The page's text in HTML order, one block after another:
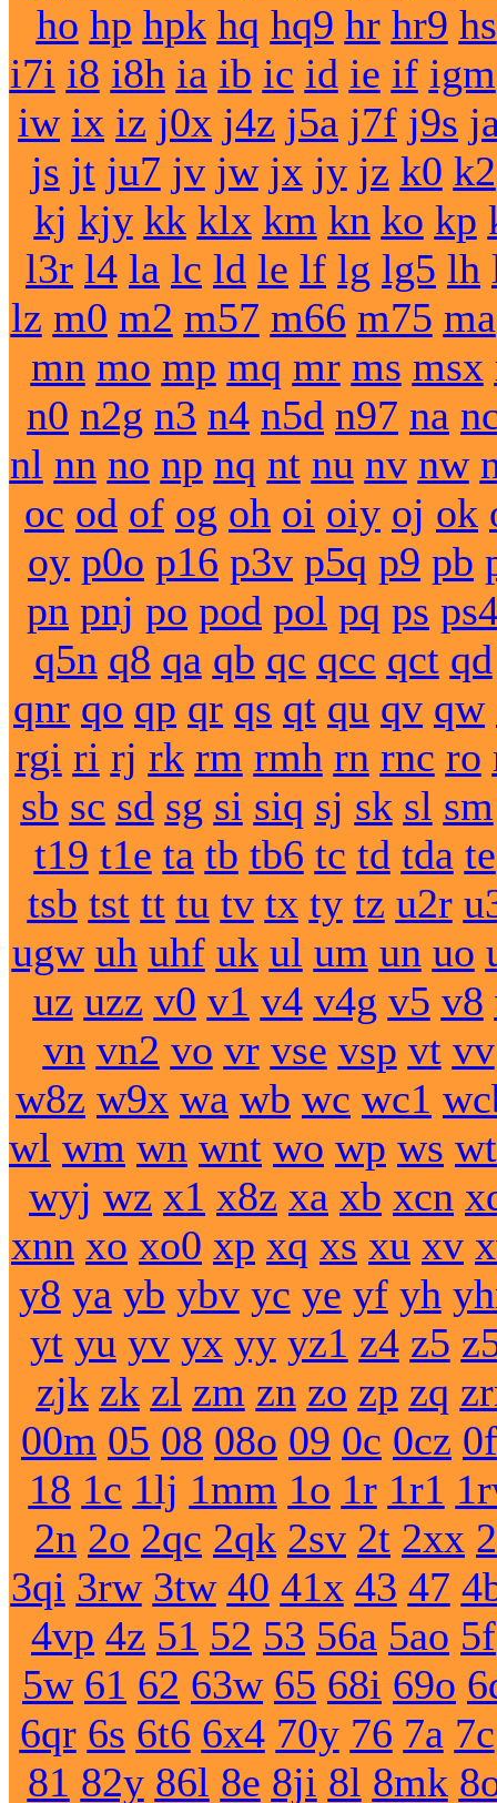
ho hp hpk hq hq9 hr hr9 hs
i7i i8 i8h ia ib ic id ie if igm
iw ix iz j0x j4z j5a j7f j9s
js jt ju7 jv jw jx jy jz k0 k2
kj kjy kk klx km kn ko kp
l3r l4 la lc ld le lf lg lg5 lh
lz m0 m2 m57 m66 m75 ma
mn mo mp mq mr ms msx
n0 n2g n3 n4 n5d n97 na
nl nn no np nq nt nu nv nw
oc od of og oh oi oiy oj ok
oy p0o p16 p3v p5q p9 pb
pn pnj po pod pol pq ps
q5n q8 qa qb qc qcc qct qd
qnr qo qp qr qs qt qu qv qw
rgi ri rj rk rm rmh rn rnc ro
sb sc sd sg si siq sj sk sl sm
t19 t1e ta tb tb6 tc td tda te
tsb tst tt tu tv tx ty tz u2r
ugw uh uhf uk ul um un uo
uz uzz v0 v1 v4 v4g v5 v8
vn vn2 vo vr vse vsp vt vv
w8z w9x wa wb wc wc1
wl wm wn wnt wo wp ws wt
wyj wz x1 x8z xa xb xcn
xnn xo xo0 xp xq xs xu xv
y8 ya yb ybv yc ye yf yh
yt yu yv yx yy yz1 z4 z5
zjk zk zl zm zn zo zp zq
00m 05 08 08o 09 0c 0cz 0f
18 1c 1lj 1mm 1o 1r 1r1
2n 2o 2qc 2qk 2sv 2t 2xx
3qi 3rw 3tw 40 41x 43 47
4vp 4z 51 52 53 56a 5ao 5f
5w 61 62 63w 65 68i 69o
6qr 6s 6t6 6x4 70y 76 7a 7c
81 82y 86l 8e 8ji 8l 8mk